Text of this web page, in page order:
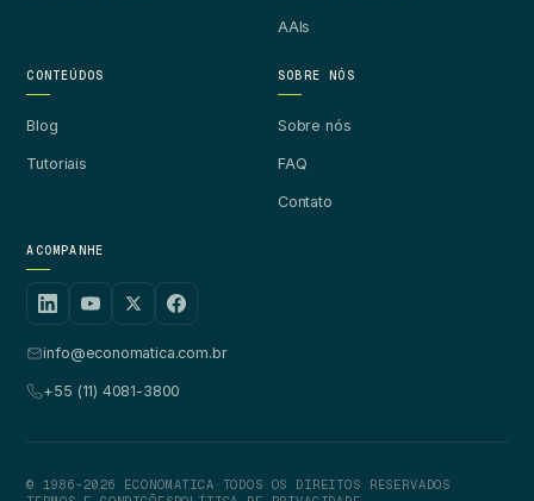
AAIs
CONTEÚDOS
Blog
Tutoriais
SOBRE NÓS
Sobre nós
FAQ
Contato
ACOMPANHE
info@economatica.com.br
+55 (11) 4081-3800
© 1986-2026 ECONOMATICA · TODOS OS DIREITOS RESERVADOS